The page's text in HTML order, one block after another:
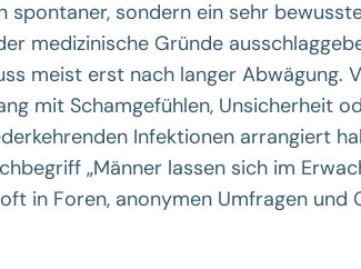
spontaner, sondern ein sehr
medizinische Gründe
meist erst nach langer Abwägung.
mit Schamgefühlen, Unsicherheit
Infektionen arrangiert
„Männer lassen sich im
in Foren, anonymen Umfragen und